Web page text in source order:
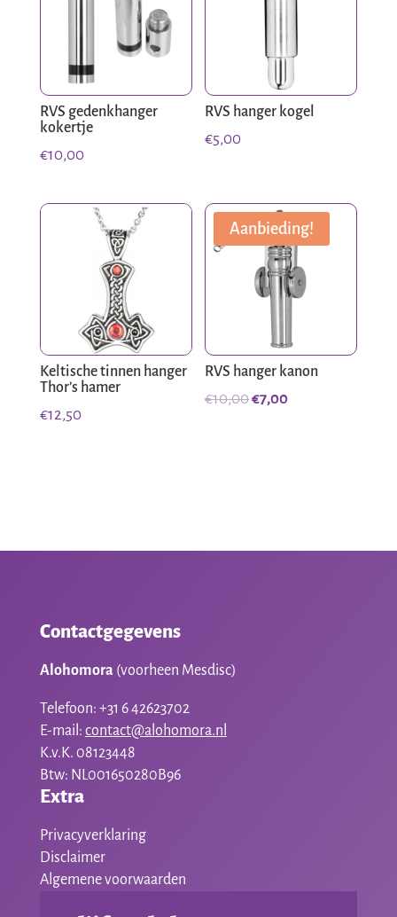
RVS gedenkhanger
kokertje
€10,00
RVS hanger kogel
€5,00
Keltische tinnen hanger
Thor’s hamer
€12,50
Aanbieding!
RVS hanger kanon
€10,00Oorspronkelijke
€7,00Huidige
Contactgegevens
Alohomora (voorheen Mesdisc)
Telefoon: +31 6 42623702
E-mail: contact@alohomora.nl
K.v.K. 08123448
Btw: NL001650280B96
Extra
Privacyverklaring
Disclaimer
Algemene voorwaarden